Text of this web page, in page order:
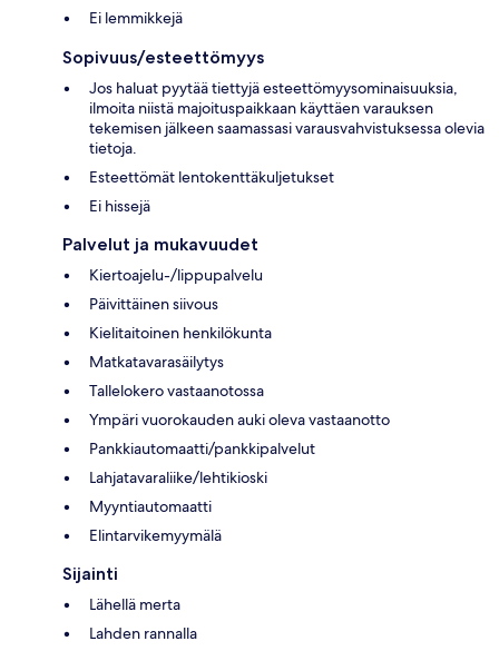
Ei lemmikkejä
Sopivuus/esteettömyys
Jos haluat pyytää tiettyjä esteettömyysominaisuuksia,
ilmoita niistä majoituspaikkaan käyttäen varauksen
tekemisen jälkeen saamassasi varausvahvistuksessa olevia
tietoja.
Esteettömät lentokenttäkuljetukset
Ei hissejä
Palvelut ja mukavuudet
Kiertoajelu-/lippupalvelu
Päivittäinen siivous
Kielitaitoinen henkilökunta
Matkatavarasäilytys
Tallelokero vastaanotossa
Ympäri vuorokauden auki oleva vastaanotto
Pankkiautomaatti/pankkipalvelut
Lahjatavaraliike/lehtikioski
Myyntiautomaatti
Elintarvikemyymälä
Sijainti
Lähellä merta
Lahden rannalla